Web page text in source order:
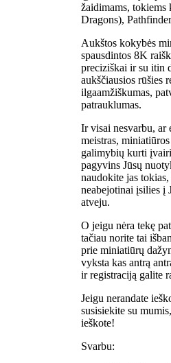
žaidimams,
Dragons),
Aukštos kokybės
spausdintos 8K
preciziškai ir su itin
aukščiausios rūšies
ilgaamžiškumas,
patrauklumas.
Ir visai nesvarbu, ar
meistras,
galimybių kurti
pagyvins Jūsų
naudokite jas
neabejotinai įsilies į
atveju.
O jeigu nėra tekę
tačiau norite tai
prie miniatiūrų
vyksta kas antrą
ir registraciją galite
Jeigu nerandate
susisiekite su
ieškote!
Svarbu: